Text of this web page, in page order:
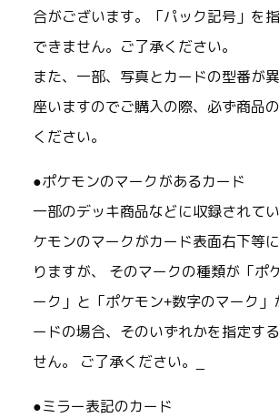
合がございます。「パック記号」を
できません。ご了承ください。
また、一部、写真とカードの型番が
座いますのでご購入の際、必ず商品
ください。
●ポケモンのマークがあるカード
一部のデッキ商品などに収録されて
ケモンのマークがカード表面右下等
りますが、 そのマークの種類が「ポ
ーク」と「ポケモン+数字のマーク」
ードの場合、そのいずれかを指定す
せん。 ご了承ください。_
●ミラー表記のカード